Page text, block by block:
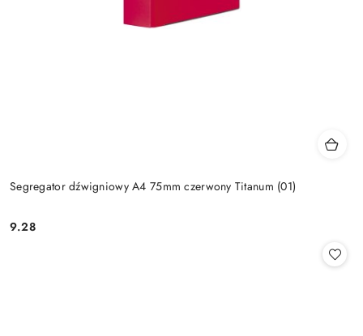
Segregator dźwigniowy A4 75mm czerwony Titanum (01)
Cena:
9.28